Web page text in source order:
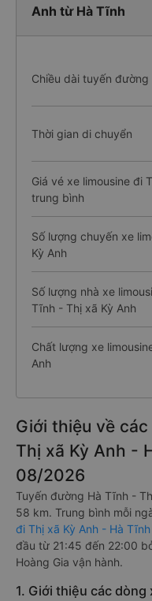
Anh từ Hà Tĩnh
Chiều dài tuyến đường
Thời gian di chuyển
Giá vé xe limousine đi
trung bình
Số lượng chuyến xe
Kỳ Anh
Số lượng nhà xe
Tĩnh - Thị xã Kỳ Anh
Chất lượng xe
Anh
Giới thiệu về
Thị xã Kỳ Anh -
08/2026
Tuyến đường Hà Tĩnh -
58 km. Trung bình mỗi
đi Thị xã Kỳ Anh - Hà
đầu từ 21:45 đến 22:00
Hoàng Gia vận hành.
1. Giới thiệu các